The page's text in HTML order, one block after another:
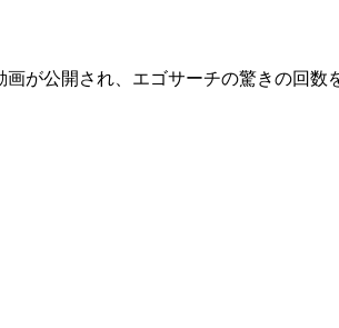
が公開され、エゴサーチの驚きの回数